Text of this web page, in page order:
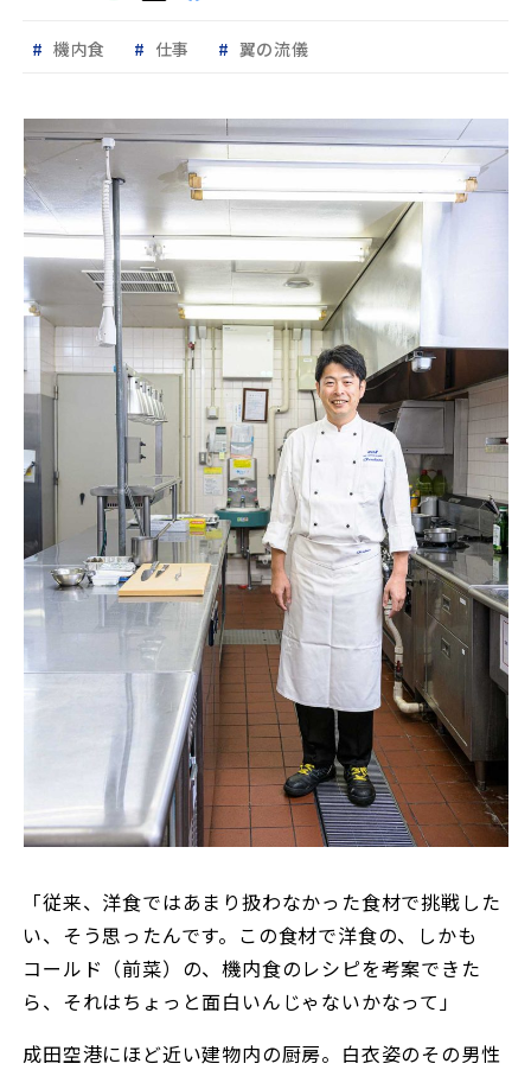
機内食 仕事 翼の流儀
「従来、洋食ではあまり扱わなかった食材で挑戦した
い、そう思ったんです。この食材で洋食の、しかも
コールド（前菜）の、機内食のレシピを考案できた
ら、それはちょっと面白いんじゃないかなって」
成田空港にほど近い建物内の厨房。白衣姿のその男性